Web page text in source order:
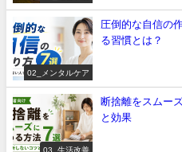
02_メンタルケア
圧倒的な自信の
る習慣とは？
03_生活改善
断捨離をスムー
と効果